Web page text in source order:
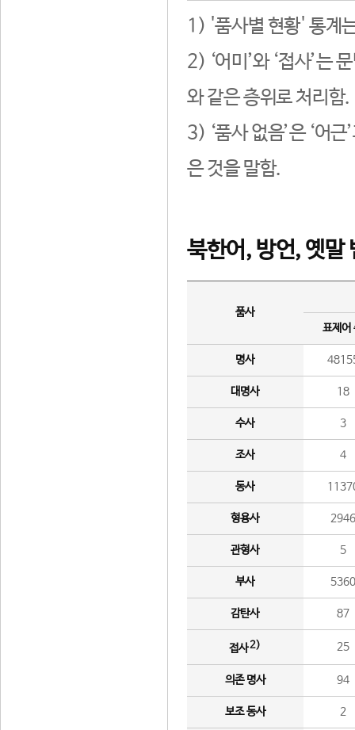
1) '품사별 현황' 통계
2) ‘어미’와 ‘접사’는
와 같은 층위로 처리함.
3) ‘품사 없음’은 ‘어
은 것을 말함.
북한어, 방언, 옛말
품사
표제어
명사
대명사 18
수사 3
조사 4
동사
형용사 2946
관형사 5
부사 5360
감탄사 87
접사2) 25
의존 명사 94
보조 동사 2